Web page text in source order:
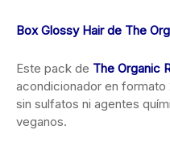
Box Glossy Hair de The
Este pack de The Organic
acondicionador en formato
sin sulfatos ni agentes
veganos.